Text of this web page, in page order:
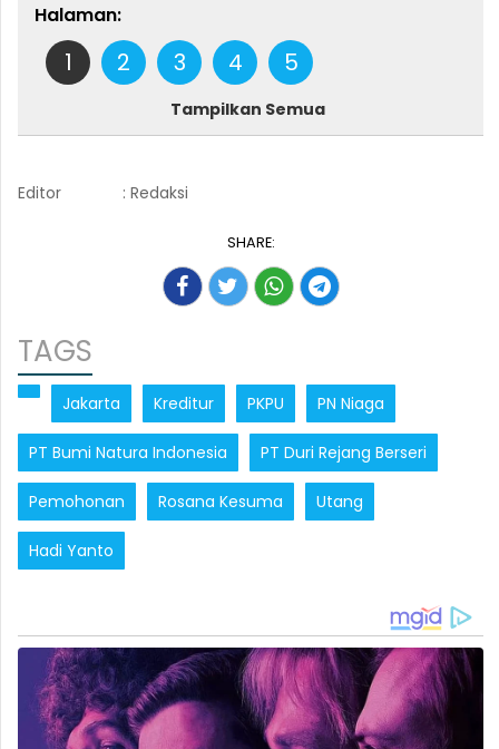
Halaman:
1 2 3 4 5
Tampilkan Semua
Editor : Redaksi
SHARE:
TAGS
Jakarta Kreditur PKPU PN Niaga
PT Bumi Natura Indonesia PT Duri Rejang Berseri
Pemohonan Rosana Kesuma Utang
Hadi Yanto